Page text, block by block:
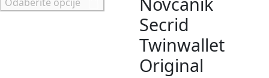
Secrid
Twinwallet
Original